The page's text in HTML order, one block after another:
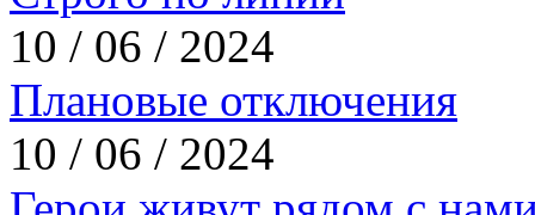
10 / 06 / 2024
Плановые отключения
10 / 06 / 2024